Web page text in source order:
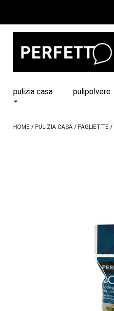
pulizia casa pulipolvere
HOME PULIZIA CASA PAGLIETTE